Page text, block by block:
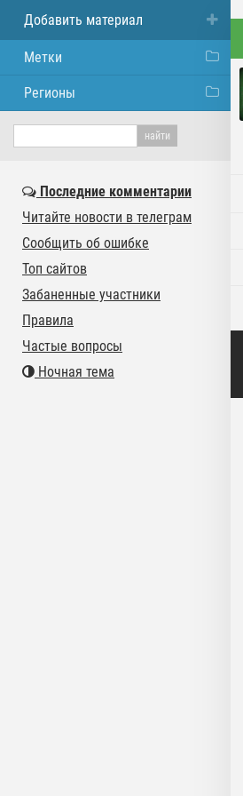
Добавить материал
Метки
Регионы
Последние комментарии
Читайте новости в телеграм
Сообщить об ошибке
Топ сайтов
Забаненные участники
Правила
Частые вопросы
Ночная тема